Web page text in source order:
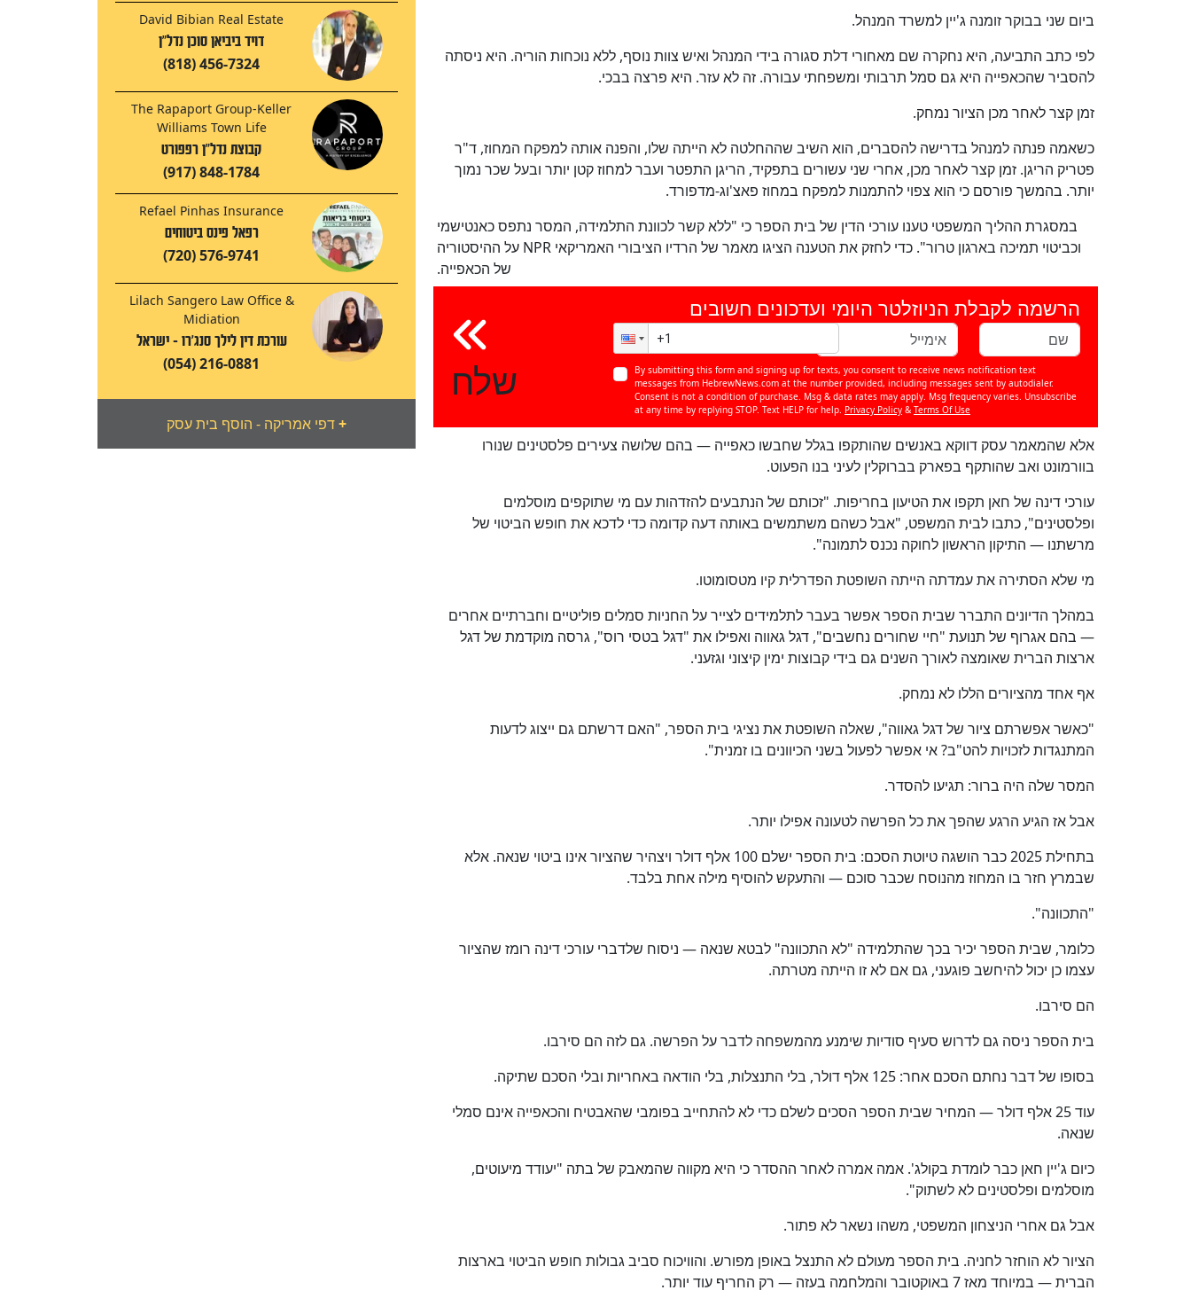
David Bibian Real Estate
דויד ביביאן סוכן נדל"ן
(818) 456-7324
The Rapaport Group-Keller
Williams Town Life
קבוצת נדל"ן רפפורט
(917) 848-1784
Refael Pinhas Insurance
רפאל פינס ביטוחים
(720) 576-9741
Lilach Sangero Law Office &
Midiation
עורכת דין לילך סנג'רו - ישראל
(054) 216-0881
דפי אמריקה - הוסף בית עסק+
ביום שני בבוקר זומנה ג'יין למשרד המנהל.
לפי כתב התביעה, היא נחקרה שם מאחורי דלת סגורה בידי המנהל ואיש צוות נוסף, ללא נוכחות הוריה. היא ניסתה
להסביר שהכאפייה היא גם סמל תרבותי ומשפחתי עבורה. זה לא עזר. היא פרצה בבכי.
זמן קצר לאחר מכן הציור נמחק.
כשאמה פנתה למנהל בדרישה להסברים, הוא השיב שההחלטה לא הייתה שלו, והפנה אותה למפקח המחוז, ד"ר
פטריק הריגן. זמן קצר לאחר מכן, אחרי שני עשורים בתפקיד, הריגן התפטר ועבר למחוז קטן יותר ובעל שכר נמוך
יותר. בהמשך פורסם כי הוא צפוי להתמנות למפקח במחוז פאצ'וג-מדפורד.
במסגרת ההליך המשפטי טענו עורכי הדין של בית הספר כי "ללא קשר לכוונת התלמידה, המסר נתפס כאנטישמי
וכביטוי תמיכה בארגון טרור". כדי לחזק את הטענה הציגו מאמר של הרדיו הציבורי האמריקאי NPR על ההיסטוריה
של הכאפייה.
שלח
הרשמה לקבלת הניוזלטר היומי ועדכונים חשובים
By submitting this form and signing up for texts, you consent to receive news notification text
messages from HebrewNews.com at the number provided, including messages sent by autodialer.
Consent is not a condition of purchase. Msg & data rates may apply. Msg frequency varies. Unsubscribe
at any time by replying STOP. Text HELP for help. Privacy Policy & Terms Of Use
אלא שהמאמר עסק דווקא באנשים שהותקפו בגלל שחבשו כאפייה — בהם שלושה צעירים פלסטינים שנורו
בוורמונט ואב שהותקף בפארק בברוקלין לעיני בנו הפעוט.
עורכי דינה של חאן תקפו את הטיעון בחריפות. "זכותם של הנתבעים להזדהות עם מי שתוקפים מוסלמים
ופלסטינים", כתבו לבית המשפט, "אבל כשהם משתמשים באותה דעה קדומה כדי לדכא את חופש הביטוי של
מרשתנו — התיקון הראשון לחוקה נכנס לתמונה".
מי שלא הסתירה את עמדתה הייתה השופטת הפדרלית קיו מטסומוטו.
במהלך הדיונים התברר שבית הספר אפשר בעבר לתלמידים לצייר על החניות סמלים פוליטיים וחברתיים אחרים
— בהם אגרוף של תנועת "חיי שחורים נחשבים", דגל גאווה ואפילו את "דגל בטסי רוס", גרסה מוקדמת של דגל
ארצות הברית שאומצה לאורך השנים גם בידי קבוצות ימין קיצוני וגזעני.
אף אחד מהציורים הללו לא נמחק.
"כאשר אפשרתם ציור של דגל גאווה", שאלה השופטת את נציגי בית הספר, "האם דרשתם גם ייצוג לדעות
המתנגדות לזכויות להט"ב? אי אפשר לפעול בשני הכיוונים בו זמנית".
המסר שלה היה ברור: תגיעו להסדר.
אבל אז הגיע הרגע שהפך את כל הפרשה לטעונה אפילו יותר.
בתחילת 2025 כבר הושגה טיוטת הסכם: בית הספר ישלם 100 אלף דולר ויצהיר שהציור אינו ביטוי שנאה. אלא
שבמרץ חזר בו המחוז מהנוסח שכבר סוכם — והתעקש להוסיף מילה אחת בלבד.
"התכוונה".
כלומר, שבית הספר יכיר בכך שהתלמידה "לא התכוונה" לבטא שנאה — ניסוח שלדברי עורכי דינה רומז שהציור
עצמו כן יכול להיחשב פוגעני, גם אם לא זו הייתה מטרתה.
הם סירבו.
בית הספר ניסה גם לדרוש סעיף סודיות שימנע מהמשפחה לדבר על הפרשה. גם לזה הם סירבו.
בסופו של דבר נחתם הסכם אחר: 125 אלף דולר, בלי התנצלות, בלי הודאה באחריות ובלי הסכם שתיקה.
עוד 25 אלף דולר — המחיר שבית הספר הסכים לשלם כדי לא להתחייב בפומבי שהאבטיח והכאפייה אינם סמלי
שנאה.
כיום ג'יין חאן כבר לומדת בקולג'. אמה אמרה לאחר ההסדר כי היא מקווה שהמאבק של בתה "יעודד מיעוטים,
מוסלמים ופלסטינים לא לשתוק".
אבל גם אחרי הניצחון המשפטי, משהו נשאר לא פתור.
הציור לא הוחזר לחניה. בית הספר מעולם לא התנצל באופן מפורש. והוויכוח סביב גבולות חופש הביטוי בארצות
הברית — במיוחד מאז 7 באוקטובר והמלחמה בעזה — רק החריף עוד יותר.